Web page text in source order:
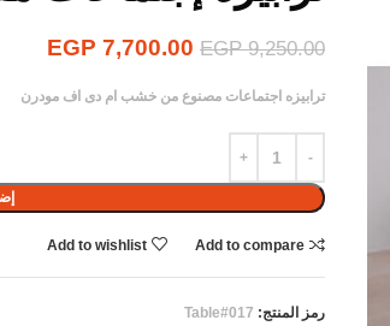
EGP9,250.00
EGP 7,700.00
ترابيزه اجتماعات مصنوع من خشب ام دى اف مودرن
Add to compare
Add to wishlist
رمز المنتج: Table#017